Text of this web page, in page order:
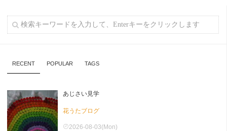
RECENT POPULAR TAGS
あじさい見学
花うたブログ
2026-08-03(Mon)